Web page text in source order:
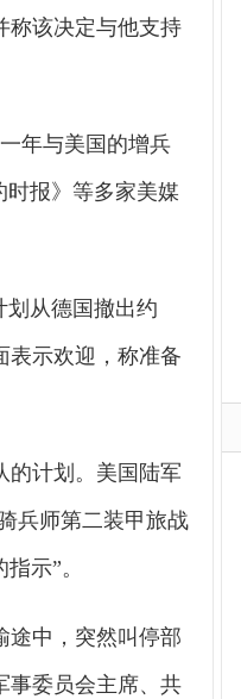
称该决定与他支持
年与美国的增兵
时报》等多家美媒
划从德国撤出约
表示欢迎，称准备
的计划。美国陆军
兵师第二装甲旅战
示”。
途中，突然叫停部
事委员会主席、共